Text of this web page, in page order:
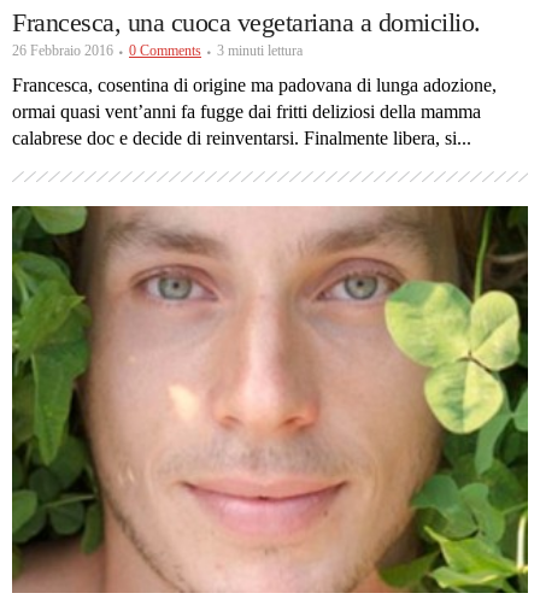
Francesca, una cuoca vegetariana a domicilio.
26 Febbraio 2016 0 Comments 3 minuti lettura
Francesca, cosentina di origine ma padovana di lunga adozione,
ormai quasi vent’anni fa fugge dai fritti deliziosi della mamma
calabrese doc e decide di reinventarsi. Finalmente libera, si...